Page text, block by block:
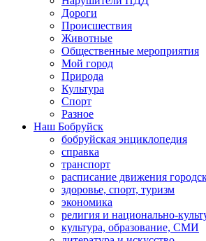
Дороги
Происшествия
Животные
Общественные мероприятия
Мой город
Природа
Культура
Спорт
Разное
Наш Бобруйск
бобруйская энциклопедия
справка
транспорт
расписание движения
здоровье, спорт, туризм
экономика
религия и национально-
культура, образование, СМИ